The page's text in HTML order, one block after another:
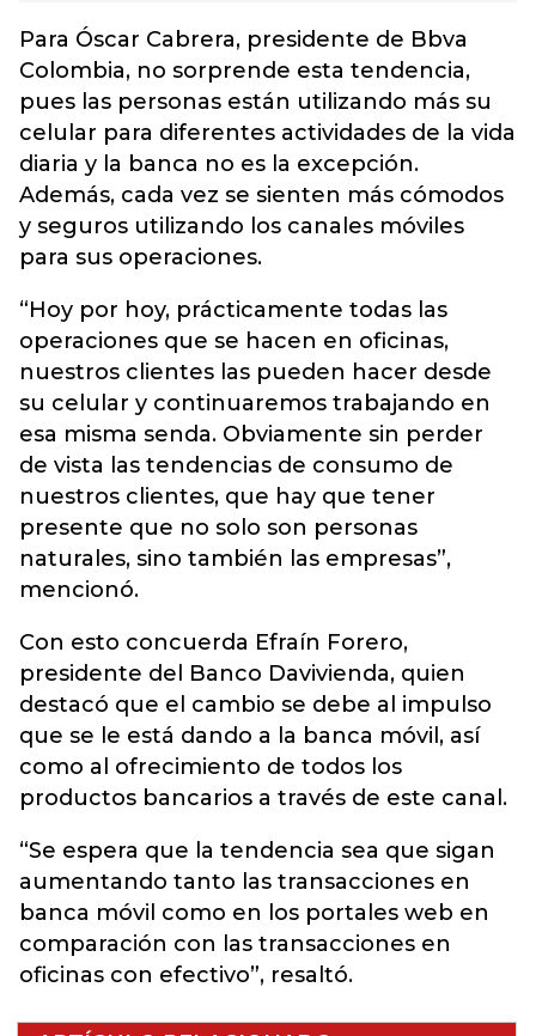
Para Óscar Cabrera, presidente de Bbva
Colombia, no sorprende esta tendencia,
pues las personas están utilizando más su
celular para diferentes actividades de la vida
diaria y la banca no es la excepción.
Además, cada vez se sienten más cómodos
y seguros utilizando los canales móviles
para sus operaciones.
“Hoy por hoy, prácticamente todas las
operaciones que se hacen en oficinas,
nuestros clientes las pueden hacer desde
su celular y continuaremos trabajando en
esa misma senda. Obviamente sin perder
de vista las tendencias de consumo de
nuestros clientes, que hay que tener
presente que no solo son personas
naturales, sino también las empresas”,
mencionó.
Con esto concuerda Efraín Forero,
presidente del Banco Davivienda, quien
destacó que el cambio se debe al impulso
que se le está dando a la banca móvil, así
como al ofrecimiento de todos los
productos bancarios a través de este canal.
“Se espera que la tendencia sea que sigan
aumentando tanto las transacciones en
banca móvil como en los portales web en
comparación con las transacciones en
oficinas con efectivo”, resaltó.